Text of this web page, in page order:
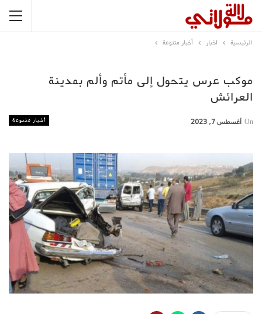
الرئيسية اخبار أخبار متنوعة
موكب عرس يتحول إلى مأتم وألم بمدينة
العرائش
أخبار متنوعة On أغسطس 7, 2023